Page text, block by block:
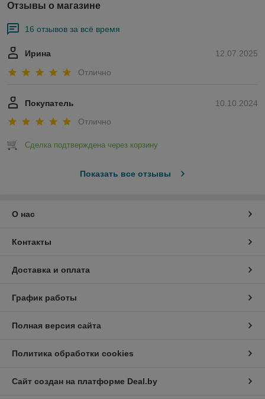
Отзывы о магазине
16 отзывов за всё время
12.07.2025
Ирина
Отлично
10.10.2024
Покупатель
Отлично
Сделка подтверждена через корзину
Показать все отзывы
О нас
Контакты
Доставка и оплата
График работы
Полная версия сайта
Политика обработки cookies
Сайт создан на платформе Deal.by